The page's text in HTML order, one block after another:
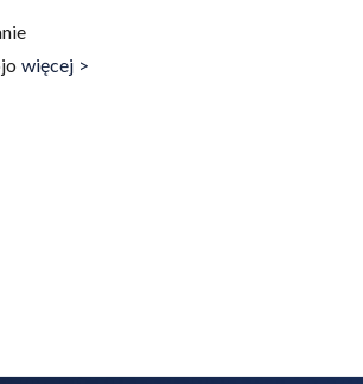
więcej >